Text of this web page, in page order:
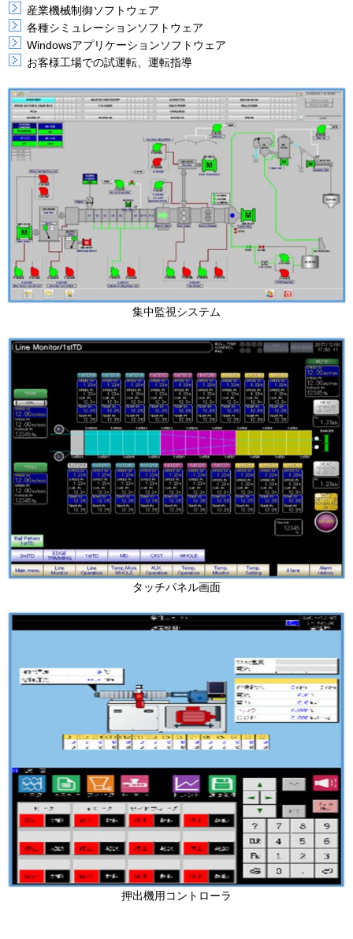
産業機械制御ソフトウェア
各種シミュレーションソフトウェア
Windowsアプリケーションソフトウェア
お客様工場での試運転、運転指導
集中監視システム
タッチパネル画面
押出機用コントローラ